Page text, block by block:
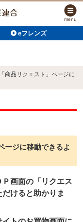
eフレンズ
menu
商品リクエスト」ページに
ージに移動できるよ
画面の「リクエス
けると助かりま